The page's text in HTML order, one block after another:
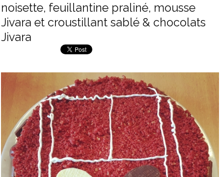
noisette, feuillantine praliné, mousse
Jivara et croustillant sablé & chocolats
Jivara